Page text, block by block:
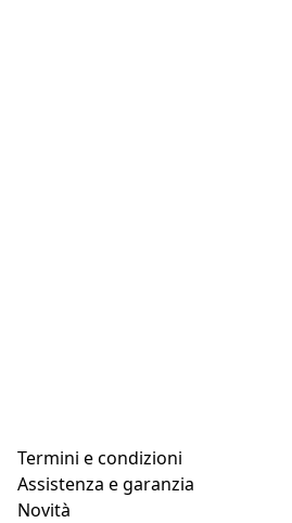
Termini e condizioni
Assistenza e garanzia
Novità